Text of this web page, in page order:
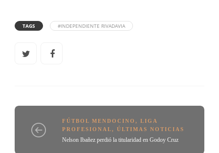
TAGS #INDEPENDIENTE RIVADAVIA
FÚTBOL MENDOCINO , LIGA
PROFESIONAL, ÚLTIMAS NOTICIAS
Nelson Ibañez perdió la titularidad en Godoy Cruz